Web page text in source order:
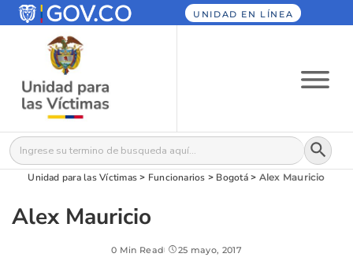
UNIDAD EN LÍNEA
Buscar: Botón
Unidad para las Víctimas > Funcionarios > Bogotá> Alex Mauricio
Alex Mauricio
0 Min Read 25 mayo, 2017